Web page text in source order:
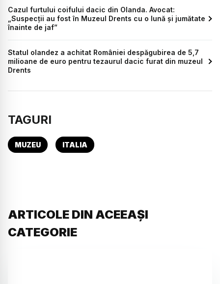
Cazul furtului coifului dacic din Olanda. Avocat:
„Suspecţii au fost în Muzeul Drents cu o lună şi jumătate
înainte de jaf”
Statul olandez a achitat României despăgubirea de 5,7
milioane de euro pentru tezaurul dacic furat din muzeul
Drents
TAGURI
MUZEU ITALIA
ARTICOLE DIN ACEEAȘI
CATEGORIE